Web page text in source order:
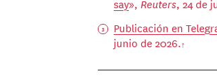
say»,Reuters, 24 de
Publicación en
junio de 2026.